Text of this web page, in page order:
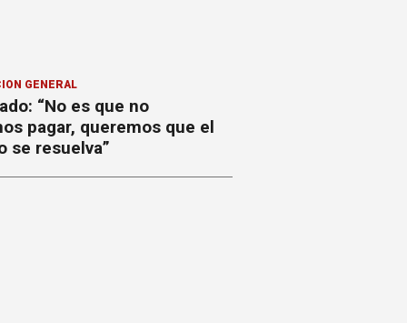
GENERAL
“No es que no
pagar, queremos que el
se resuelva”